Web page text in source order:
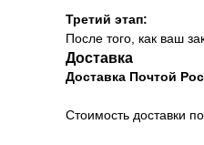
Третий этап:
После того, как ваш
Доставка
Доставка Почтой
Стоимость доставки